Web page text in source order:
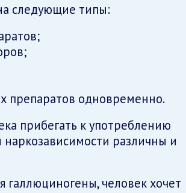
следующие типы:
препаратов одновременно.
прибегать к употреблению
различны и
человек хочет